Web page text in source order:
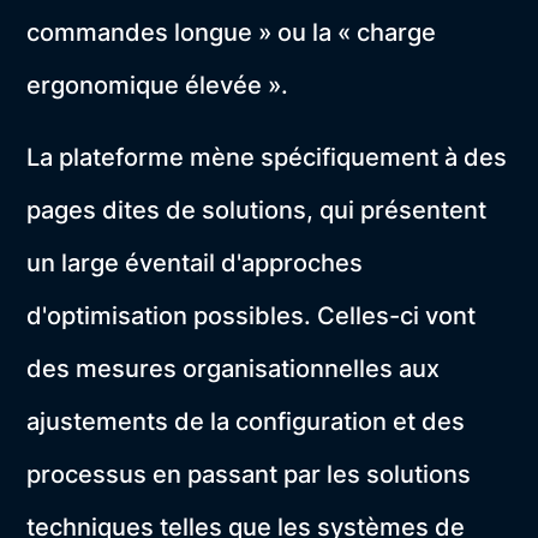
commandes longue » ou la « charge
ergonomique élevée ».
La plateforme mène spécifiquement à des
pages dites de solutions, qui présentent
un large éventail d'approches
d'optimisation possibles. Celles-ci vont
des mesures organisationnelles aux
ajustements de la configuration et des
processus en passant par les solutions
techniques telles que les systèmes de